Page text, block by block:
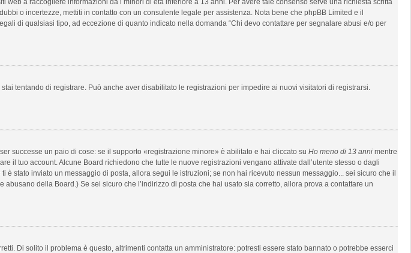
a raccogliere informazioni da i minori di età inferiore a 13 anni. Per avere tale consenso serve una richiesta scritta
o incertezze, mettiti in contatto con un consulente legale per assistenza. Nota bene che phpBB Limited e il
di qualsiasi tipo, ad eccezione di quanto indicato nella domanda “Chi devo contattare per segnalare abusi e/o per
tentando di registrare. Può anche aver disabilitato le registrazioni per impedire ai nuovi visitatori di registrarsi.
successe un paio di cose: se il supporto «registrazione minore» è abilitato e hai cliccato su Ho meno di 13 anni mentre
il tuo account. Alcune Board richiedono che tutte le nuove registrazioni vengano attivate dall’utente stesso o dagli
stato inviato un messaggio di posta, allora segui le istruzioni; se non hai ricevuto nessun messaggio... sei sicuro che il
della Board.) Se sei sicuro che l’indirizzo di posta che hai usato sia corretto, allora prova a contattare un
Di solito il problema è questo, altrimenti contatta un amministratore: potresti essere stato bannato o potrebbe esserci